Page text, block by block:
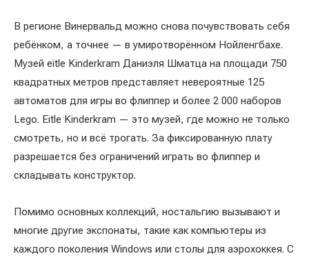
В регионе Винервальд можно снова почувствовать себя
ребёнком, а точнее — в умиротворённом Нойленгбахе.
Музей eitle Kinderkram Даниэля Шматца на площади 750
квадратных метров представляет невероятные 125
автоматов для игры во флиппер и более 2 000 наборов
Lego. Eitle Kinderkram — это музей, где можно не только
смотреть, но и всё трогать. За фиксированную плату
разрешается без ограничений играть во флиппер и
складывать конструктор.
Помимо основных коллекций, ностальгию вызывают и
многие другие экспонаты, такие как компьютеры из
каждого поколения Windows или столы для аэрохоккея. С